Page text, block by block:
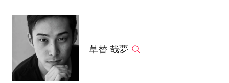
草替 哉夢